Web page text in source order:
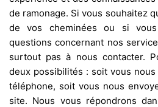
de ramonage. Si vous souhaitez
de vos cheminées ou si
questions concernant nos
surtout pas à nous contacter.
deux possibilités : soit vous
téléphone, soit vous nous
site. Nous vous répondrons